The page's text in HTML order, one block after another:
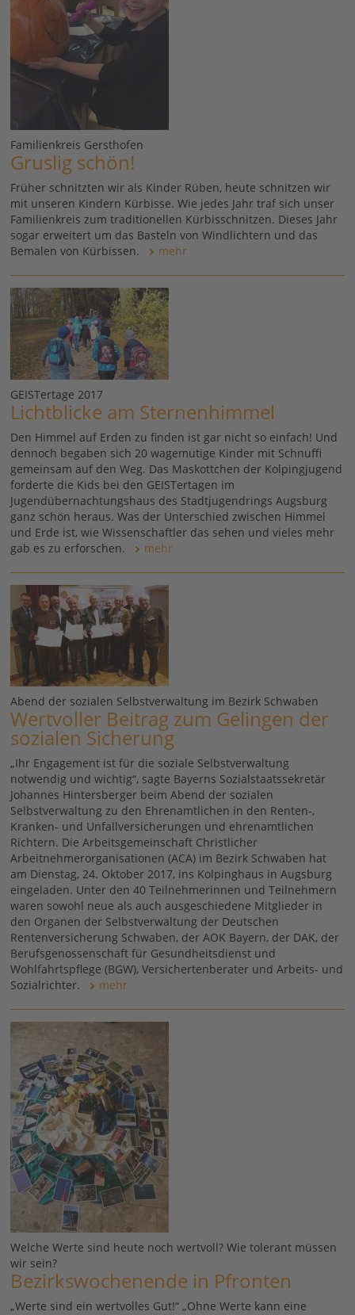
Familienkreis Gersthofen
Gruslig schön!
Früher schnitzten wir als Kinder Rüben, heute schnitzen wir
mit unseren Kindern Kürbisse. Wie jedes Jahr traf sich unser
Familienkreis zum traditionellen Kürbisschnitzen. Dieses Jahr
sogar erweitert um das Basteln von Windlichtern und das
Bemalen von Kürbissen.
mehr
GEISTertage 2017
Lichtblicke am Sternenhimmel
Den Himmel auf Erden zu finden ist gar nicht so einfach! Und
dennoch begaben sich 20 wagemutige Kinder mit Schnuffi
gemeinsam auf den Weg. Das Maskottchen der Kolpingjugend
forderte die Kids bei den GEISTertagen im
Jugendübernachtungshaus des Stadtjugendrings Augsburg
ganz schön heraus. Was der Unterschied zwischen Himmel
und Erde ist, wie Wissenschaftler das sehen und vieles mehr
gab es zu erforschen.
mehr
Abend der sozialen Selbstverwaltung im Bezirk Schwaben
Wertvoller Beitrag zum Gelingen der
sozialen Sicherung
„Ihr Engagement ist für die soziale Selbstverwaltung
notwendig und wichtig“, sagte Bayerns Sozialstaatssekretär
Johannes Hintersberger beim Abend der sozialen
Selbstverwaltung zu den Ehrenamtlichen in den Renten-,
Kranken- und Unfallversicherungen und ehrenamtlichen
Richtern. Die Arbeitsgemeinschaft Christlicher
Arbeitnehmerorganisationen (ACA) im Bezirk Schwaben hat
am Dienstag, 24. Oktober 2017, ins Kolpinghaus in Augsburg
eingeladen. Unter den 40 Teilnehmerinnen und Teilnehmern
waren sowohl neue als auch ausgeschiedene Mitglieder in
den Organen der Selbstverwaltung der Deutschen
Rentenversicherung Schwaben, der AOK Bayern, der DAK, der
Berufsgenossenschaft für Gesundheitsdienst und
Wohlfahrtspflege (BGW), Versichertenberater und Arbeits- und
Sozialrichter.
mehr
Welche Werte sind heute noch wertvoll? Wie tolerant müssen
wir sein?
Bezirkswochenende in Pfronten
„Werte sind ein wertvolles Gut!“ „Ohne Werte kann eine